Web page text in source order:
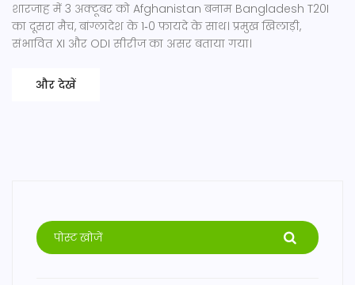
शारजाह में 3 अक्टूबर को Afghanistan बनाम Bangladesh T20I
का दूसरा मैच, बांग्लादेश के 1‑0 फ़ायदे के साथ। प्रमुख खिलाड़ी,
संभावित XI और ODI सीरीज का असर बताया गया।
और देखें